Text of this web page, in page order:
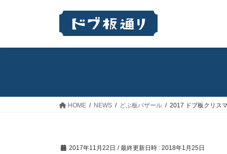
HOME NEWS どぶ板バザール 2017 ドブ板クリス
2017年11月22日 / 最終更新日時 : 2018年1月25日